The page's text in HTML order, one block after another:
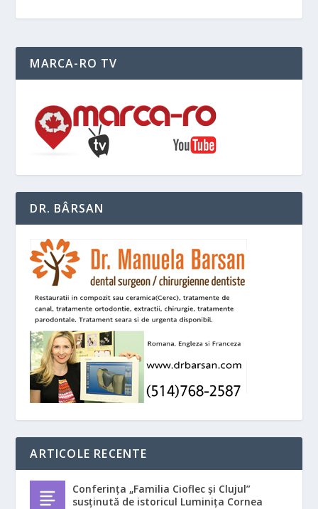
MARCA-RO TV
DR. BÂRSAN
ARTICOLE RECENTE
Conferința „Familia Cioflec și Clujul”
susținută de istoricul Luminița Cornea